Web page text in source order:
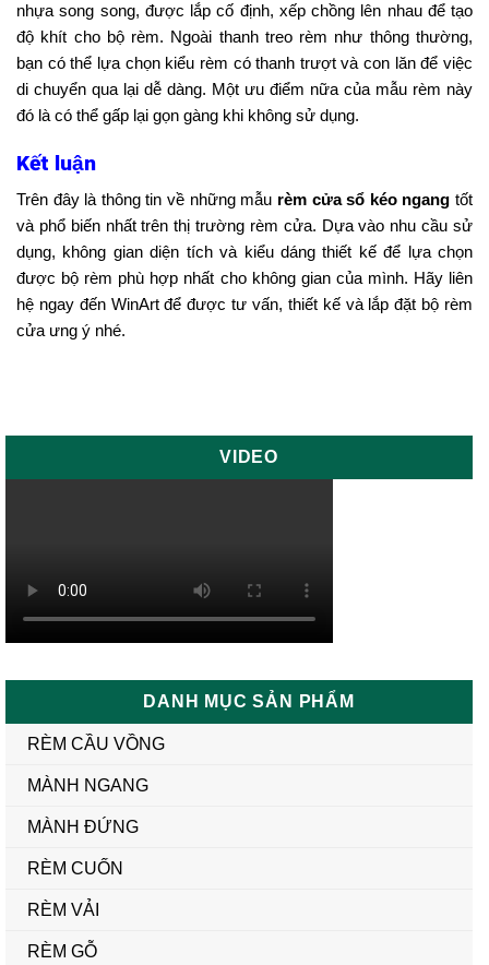
nhựa song song, được lắp cố định, xếp chồng lên nhau để tạo
độ khít cho bộ rèm. Ngoài thanh treo rèm như thông thường,
bạn có thể lựa chọn kiểu rèm có thanh trượt và con lăn để việc
di chuyển qua lại dễ dàng. Một ưu điểm nữa của mẫu rèm này
đó là có thể gấp lại gọn gàng khi không sử dụng.
Kết luận
Trên đây là thông tin về những mẫu rèm cửa sổ kéo ngang tốt
và phổ biến nhất trên thị trường rèm cửa. Dựa vào nhu cầu sử
dụng, không gian diện tích và kiểu dáng thiết kế để lựa chọn
được bộ rèm phù hợp nhất cho không gian của mình. Hãy liên
hệ ngay đến WinArt để được tư vấn, thiết kế và lắp đặt bộ rèm
cửa ưng ý nhé.
VIDEO
DANH MỤC SẢN PHẨM
RÈM CẦU VỒNG
MÀNH NGANG
MÀNH ĐỨNG
RÈM CUỐN
RÈM VẢI
RÈM GỖ